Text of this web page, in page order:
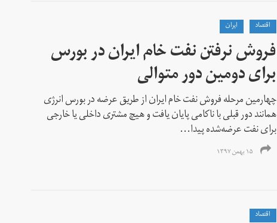
اقتصاد ايران
فروش نرفتن نفت خام ایران در بورس
برای دومین دور متوالی
چهارمین مرحله فروش نفت خام ایران از طریق عرضه در بورس انرژی
همانند دور قبلی با ناکامی پایان یافت و هیچ مشتری داخلی یا خارجی
برای نفت عرضه‌شده پیدا...
۱۵ بهمن ۱۳۹۷
اقتصاد